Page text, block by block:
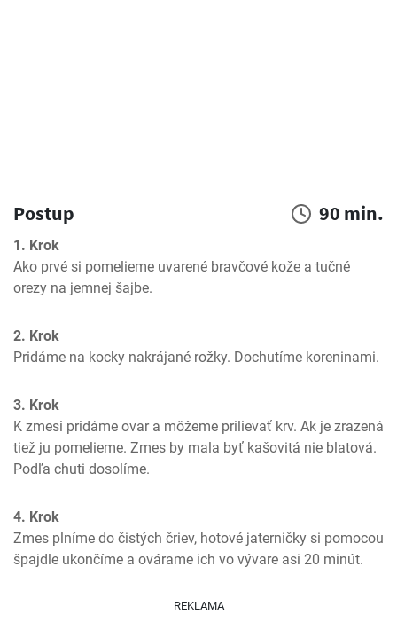
Postup 90 min.
1. Krok
Ako prvé si pomelieme uvarené bravčové kože a tučné
orezy na jemnej šajbe.
2. Krok
Pridáme na kocky nakrájané rožky. Dochutíme koreninami.
3. Krok
K zmesi pridáme ovar a môžeme prilievať krv. Ak je zrazená
tiež ju pomelieme. Zmes by mala byť kašovitá nie blatová.
Podľa chuti dosolíme.
4. Krok
Zmes plníme do čistých čriev, hotové jaterničky si pomocou
špajdle ukončíme a ovárame ich vo vývare asi 20 minút.
REKLAMA